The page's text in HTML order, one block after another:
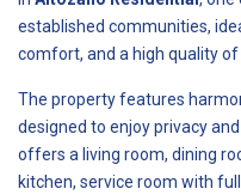
established communities,
comfort, and a high quality of
The property features
designed to enjoy privacy
offers a living room, dining
kitchen, service room with